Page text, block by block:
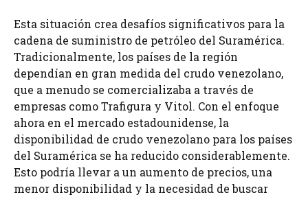
Esta situación crea desafíos significativos para la
cadena de suministro de petróleo del Suramérica.
Tradicionalmente, los países de la región
dependían en gran medida del crudo venezolano,
que a menudo se comercializaba a través de
empresas como Trafigura y Vitol. Con el enfoque
ahora en el mercado estadounidense, la
disponibilidad de crudo venezolano para los países
del Suramérica se ha reducido considerablemente.
Esto podría llevar a un aumento de precios, una
menor disponibilidad y la necesidad de buscar